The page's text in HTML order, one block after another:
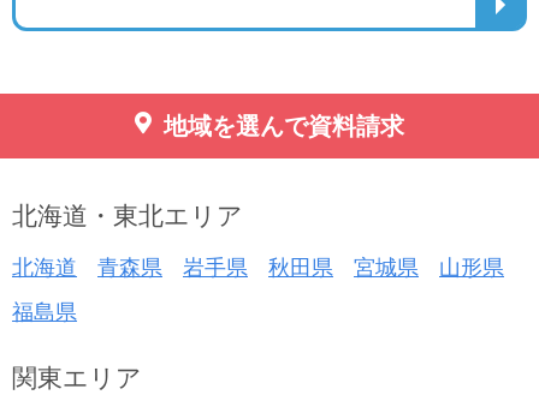
地域を選んで資料請求
北海道・東北エリア
北海道 青森県 岩手県 秋田県 宮城県
山形県
福島県
関東エリア